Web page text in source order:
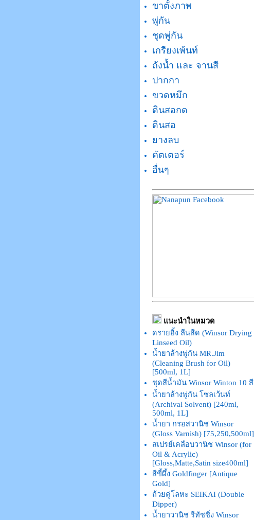
ขาตั้งภาพ
พู่กัน
ชุดพู่กัน
เกรียงเพ้นท์
ถังน้ำ และ จานสี
ปากกา
ขวดหมึก
ดินสอกด
ดินสอ
ยางลบ
คัตเตอร์
อื่นๆ
แนะนำในหมวด
ดรายอิ้ง ลีนสีด (Winsor Drying
Linseed Oil)
น้ำยาล้างพู่กัน MR.Jim
(Cleaning Brush for Oil)
[500ml, 1L]
ชุดสีน้ำมัน Winsor Winton 10 สี
น้ำยาล้างพู่กัน โซลเว้นท์
(Archival Solvent) [240ml,
500ml, 1L]
น้ำยา กรอสวานิช Winsor
(Gloss Varnish) [75,250,500ml]
สเปรย์เคลือบวานิช Winsor (for
Oil & Acrylic)
[Gloss,Matte,Satin size400ml]
สีขี้ผึ้ง Goldfinger [Antique
Gold]
ถ้วยคู่โลหะ SEIKAI (Double
Dipper)
น้ำยาวานิช รีทัชชิ่ง Winsor